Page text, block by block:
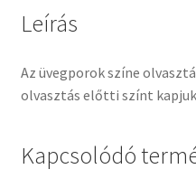
Uvegek
Leírás
Az üvegporok színe
olvasztás előtti színt
Kapcsolódó